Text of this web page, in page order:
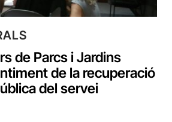
de Parcs i Jardins
de la recuperació
del servei